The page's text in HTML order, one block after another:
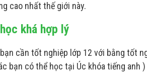
cao nhất thế giới này.
khá hợp lý
cần tốt nghiệp lớp 12 với bằng tốt
bạn có thể học tại Úc khóa tiếng anh